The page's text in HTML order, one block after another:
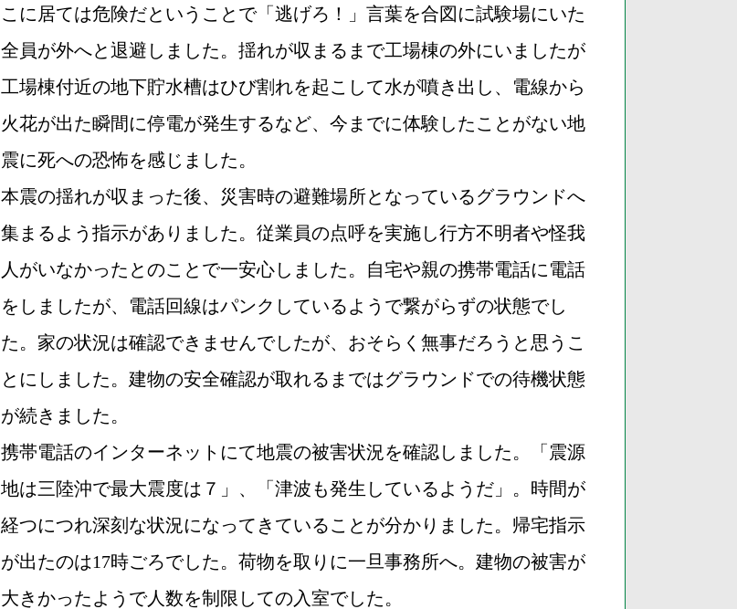
こに居ては危険だということで「逃げろ！」言葉を合図に試験場にいた
全員が外へと退避しました。揺れが収まるまで工場棟の外にいましたが
工場棟付近の地下貯水槽はひび割れを起こして水が噴き出し、電線から
火花が出た瞬間に停電が発生するなど、今までに体験したことがない地
震に死への恐怖を感じました。
本震の揺れが収まった後、災害時の避難場所となっているグラウンドへ
集まるよう指示がありました。従業員の点呼を実施し行方不明者や怪我
人がいなかったとのことで一安心しました。自宅や親の携帯電話に電話
をしましたが、電話回線はパンクしているようで繋がらずの状態でし
た。家の状況は確認できませんでしたが、おそらく無事だろうと思うこ
とにしました。建物の安全確認が取れるまではグラウンドでの待機状態
が続きました。
携帯電話のインターネットにて地震の被害状況を確認しました。「震源
地は三陸沖で最大震度は７」、「津波も発生しているようだ」。時間が
経つにつれ深刻な状況になってきていることが分かりました。帰宅指示
が出たのは17時ごろでした。荷物を取りに一旦事務所へ。建物の被害が
大きかったようで人数を制限しての入室でした。